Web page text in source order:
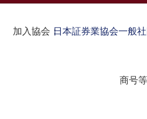
加入協会：日本証券業協会一般
商号等